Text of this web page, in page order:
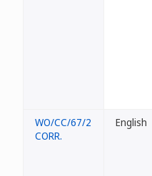
WO/CC/67/2
CORR.
English